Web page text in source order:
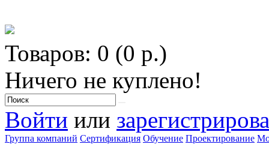
Товаров: 0 (0 р.)
Ничего не куплено!
Войти или
Группа компаний Сертификация Обучение Проектирование